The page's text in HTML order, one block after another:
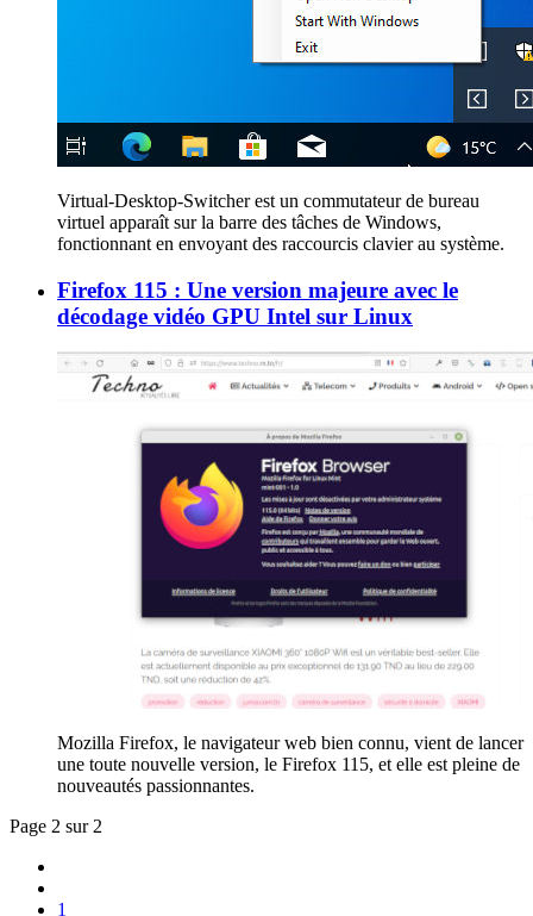
Virtual-Desktop-Switcher est un commutateur de bureau
virtuel apparaît sur la barre des tâches de Windows,
fonctionnant en envoyant des raccourcis clavier au système.
Firefox 115 : Une version majeure avec le
décodage vidéo GPU Intel sur Linux
Mozilla Firefox, le navigateur web bien connu, vient de lancer
une toute nouvelle version, le Firefox 115, et elle est pleine de
nouveautés passionnantes.
Page 2 sur 2
1